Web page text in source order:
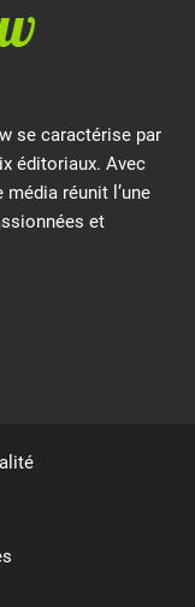
se caractérise par
éditoriaux. Avec
réunit l’une
et